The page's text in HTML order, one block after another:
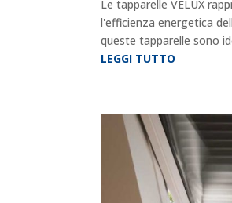
Le tapparelle VELUX
l'efficienza energetica
queste tapparelle sono
LEGGI TUTTO